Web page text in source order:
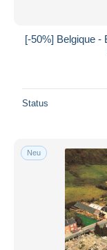
[-50%] Belgique -
Status
Neu